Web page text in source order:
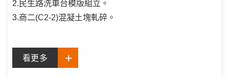
2.民生路洗車台模版組立。
3.商二(C2-2)混凝土塊軋碎。
看更多